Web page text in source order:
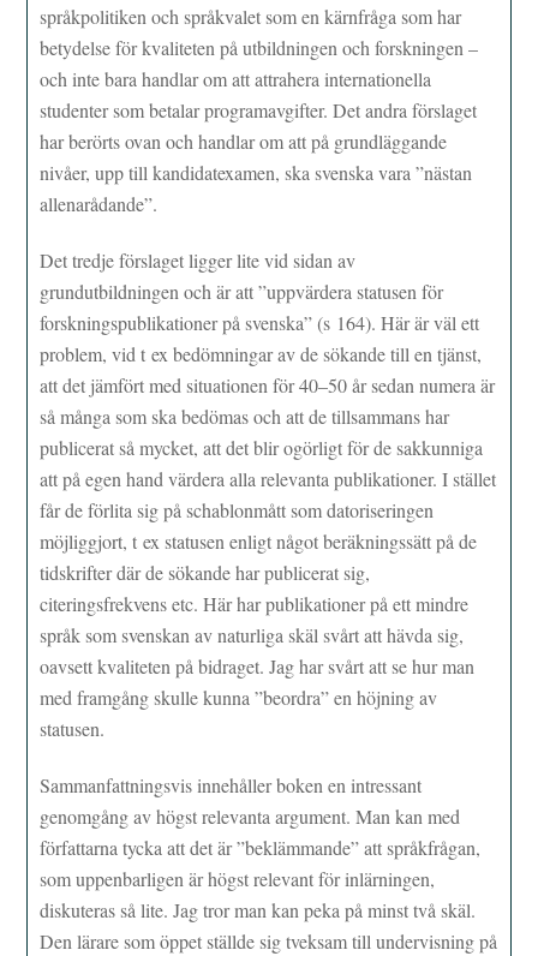
språkpolitiken och språkvalet som en kärnfråga som har
betydelse för kvaliteten på utbildningen och forskningen –
och inte bara handlar om att attrahera internationella
studenter som betalar programavgifter. Det andra förslaget
har berörts ovan och handlar om att på grundläggande
nivåer, upp till kandidatexamen, ska svenska vara ”nästan
allenarådande”.
Det tredje förslaget ligger lite vid sidan av
grundutbildningen och är att ”uppvärdera statusen för
forskningspublikationer på svenska” (s 164). Här är väl ett
problem, vid t ex bedömningar av de sökande till en tjänst,
att det jämfört med situationen för 40–50 år sedan numera är
så många som ska bedömas och att de tillsammans har
publicerat så mycket, att det blir ogörligt för de sakkunniga
att på egen hand värdera alla relevanta publikationer. I stället
får de förlita sig på schablonmått som datoriseringen
möjliggjort, t ex statusen enligt något beräkningssätt på de
tidskrifter där de sökande har publicerat sig,
citeringsfrekvens etc. Här har publikationer på ett mindre
språk som svenskan av naturliga skäl svårt att hävda sig,
oavsett kvaliteten på bidraget. Jag har svårt att se hur man
med framgång skulle kunna ”beordra” en höjning av
statusen.
Sammanfattningsvis innehåller boken en intressant
genomgång av högst relevanta argument. Man kan med
författarna tycka att det är ”beklämmande” att språkfrågan,
som uppenbarligen är högst relevant för inlärningen,
diskuteras så lite. Jag tror man kan peka på minst två skäl.
Den lärare som öppet ställde sig tveksam till undervisning på